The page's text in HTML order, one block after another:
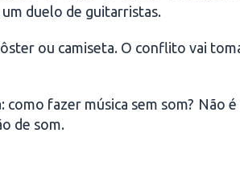
duelo de guitarristas.
ou camiseta. O conflito vai
fazer música sem som? Não
de som.